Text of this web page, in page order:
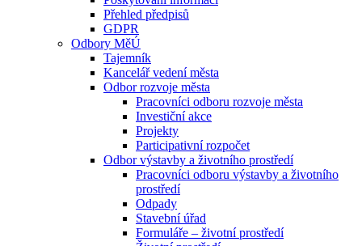
Přehled předpisů
GDPR
Odbory MěÚ
Tajemník
Kancelář vedení města
Odbor rozvoje města
Pracovníci odboru rozvoje města
Investiční akce
Projekty
Participativní rozpočet
Odbor výstavby a životního prostředí
Pracovníci odboru výstavby a životního
prostředí
Odpady
Stavební úřad
Formuláře – životní prostředí